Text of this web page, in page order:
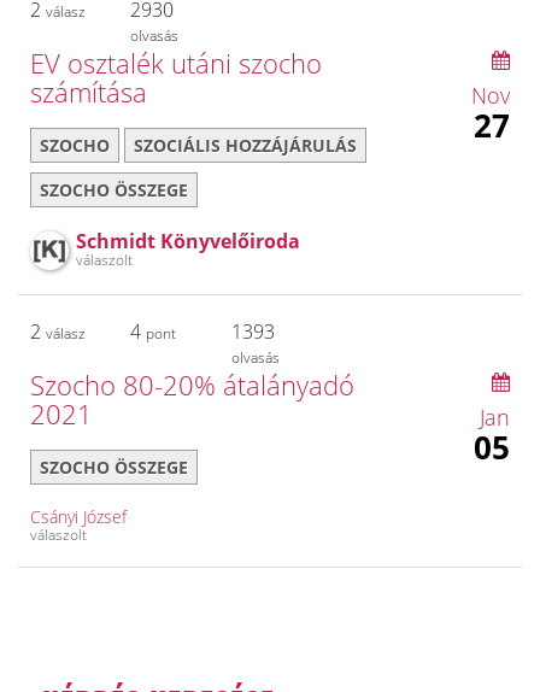
2 válasz 2930
olvasás
EV osztalék utáni szocho
számítása
SZOCHO
SZOCIÁLIS HOZZÁJÁRULÁS
SZOCHO ÖSSZEGE
Schmidt Könyvelőiroda
válaszolt
Nov
27
2 válasz 4 pont 1393
olvasás
Szocho 80-20% átalányadó
2021
SZOCHO ÖSSZEGE
Csányi József
válaszolt
Jan
05